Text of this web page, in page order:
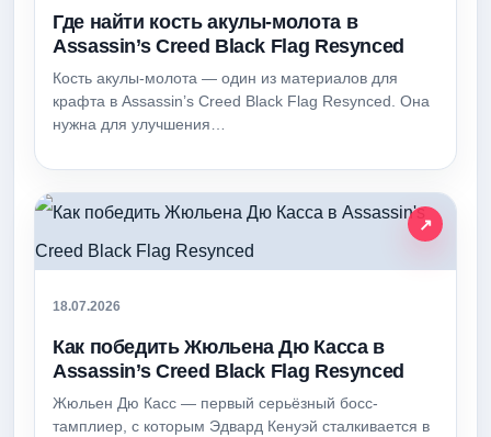
Где найти кость акулы-молота в
Assassin’s Creed Black Flag Resynced
Кость акулы-молота — один из материалов для
крафта в Assassin’s Creed Black Flag Resynced. Она
нужна для улучшения…
18.07.2026
Как победить Жюльена Дю Касса в
Assassin’s Creed Black Flag Resynced
Жюльен Дю Касс — первый серьёзный босс-
тамплиер, с которым Эдвард Кенуэй сталкивается в